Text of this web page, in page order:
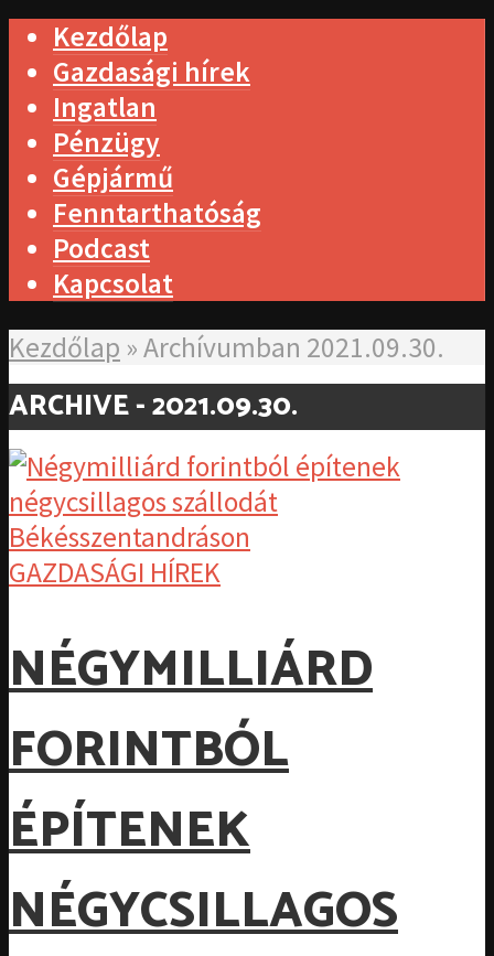
Kezdőlap
Gazdasági hírek
Ingatlan
Pénzügy
Gépjármű
Fenntarthatóság
Podcast
Kapcsolat
Kezdőlap »Archívumban 2021.09.30.
ARCHIVE - 2021.09.30.
GAZDASÁGI HÍREK
NÉGYMILLIÁRD
FORINTBÓL
ÉPÍTENEK
NÉGYCSILLAGOS